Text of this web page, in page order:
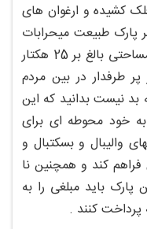
کشیده و ارغوان های
پارک طبیعت میحرابات
نام دارد ، این پارک با برخورداری از مساحتی بالغ بر 25 هکتار
طرفدار در بین مردم
بد نیست بدانید که این
به خود محوطه ای برای
والیبال و بسکتبال و
کند و همچنین نا
پارک باید مبلغی را به
پرداخت کنند .